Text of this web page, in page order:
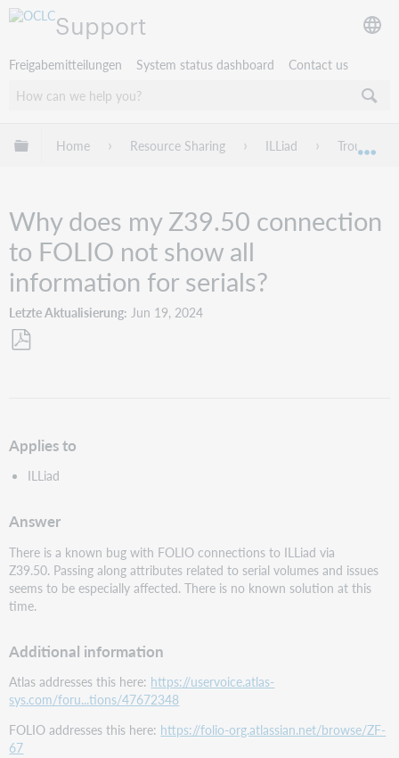
Support
Freigabemitteilungen System status dashboard Contact us
Globale Hierarchie expandieren/verbergen
Home Resource Sharing ILLiad
Why does my Z39.50 connection
to FOLIO not show all
information for serials?
Letzte Aktualisierung Jun 19, 2024
Applies to
ILLiad
Answer
There is a known bug with FOLIO connections to ILLiad via
Z39.50. Passing along attributes related to serial volumes and issues
seems to be especially affected. There is no known solution at this
time.
Additional information
Atlas addresses this here: https://uservoice.atlas-
sys.com/foru...tions/47672348
FOLIO addresses this here: https://folio-org.atlassian.net/browse/ZF-
67